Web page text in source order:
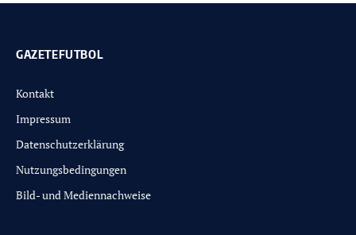
GAZETEFUTBOL
Kontakt
Impressum
Datenschutzerklärung
Nutzungsbedingungen
Bild- und Mediennachweise